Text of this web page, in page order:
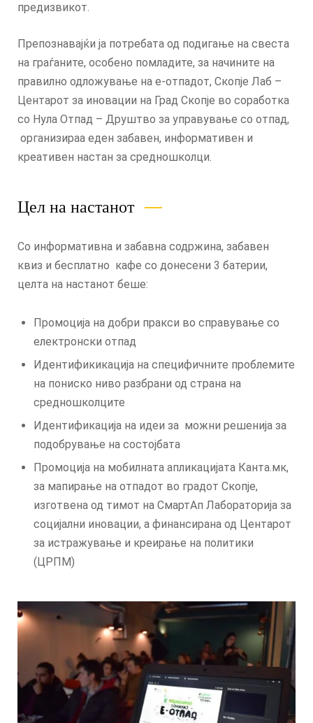
предизвикот.
Препознавајќи ја потребата од подигање на свеста
на граѓаните, особено помладите, за начините на
правилно одложување на е-отпадот, Скопје Лаб –
Центарот за иновации на Град Скопје во соработка
со Нула Отпад – Друштво за управување со отпад,
организираа еден забавен, информативен и
креативен настан за средношколци.
Цел на настанот
Со информативна и забавна содржина, забавен
квиз и бесплатно кафе со донесени 3 батерии,
целта на настанот беше:
Промоција на добри пракси во справување со
електронски отпад
Идентификикација на специфичните проблемите
на пониско ниво разбрани од страна на
средношколците
Идентификација на идеи за можни решенија за
подобрување на состојбата
Промоција на мобилната апликацијата Канта.мк,
за мапирање на отпадот во градот Скопје,
изготвена од тимот на СмартАп Лабораторија за
социјални иновации, а финансирана од Центарот
за истражување и креирање на политики
(ЦРПМ)